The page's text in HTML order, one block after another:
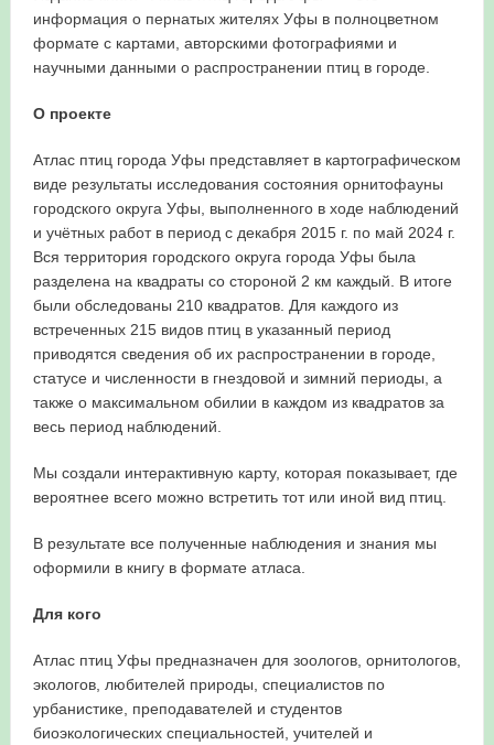
в Республике Башкортостан в 2026 году
информация о пернатых жителях Уфы в полноцветном
формате с картами, авторскими фотографиями и
научными данными о распространении птиц в городе.
О проекте
Атлас птиц города Уфы представляет в картографическом
виде результаты исследования состояния орнитофауны
городского округа Уфы, выполненного в ходе наблюдений
и учётных работ в период с декабря 2015 г. по май 2024 г.
Вся территория городского округа города Уфы была
разделена на квадраты со стороной 2 км каждый. В итоге
были обследованы 210 квадратов. Для каждого из
встреченных 215 видов птиц в указанный период
приводятся сведения об их распространении в городе,
статусе и численности в гнездовой и зимний периоды, а
также о максимальном обилии в каждом из квадратов за
весь период наблюдений.
Мы создали интерактивную карту, которая показывает, где
вероятнее всего можно встретить тот или иной вид птиц.
В результате все полученные наблюдения и знания мы
оформили в книгу в формате атласа.
Для кого
Атлас птиц Уфы предназначен для зоологов, орнитологов,
экологов, любителей природы, специалистов по
урбанистике, преподавателей и студентов
биоэкологических специальностей, учителей и